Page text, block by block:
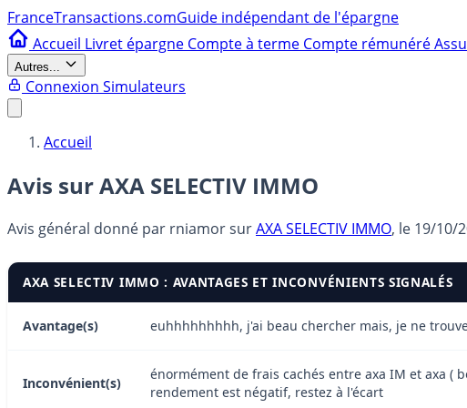
FranceTransactions.comGuide indépendant de l'épargne
Accueil Livret épargne Compte à terme Compte rémunéré
Autres...
Connexion Simulateurs
Accueil
Avis sur AXA SELECTIV IMMO
Avis général donné par rniamorsurAXA SELECTIV IMMO, le 19/10/
AXA SELECTIV IMMO : AVANTAGES ET INCONVÉNIENTS SIGNALÉS
Avantage(s) euhhhhhhhhh, j'ai beau chercher mais, je ne
Inconvénient(s)
énormément de frais cachés entre axa IM et axa
rendement est négatif, restez à l'écart